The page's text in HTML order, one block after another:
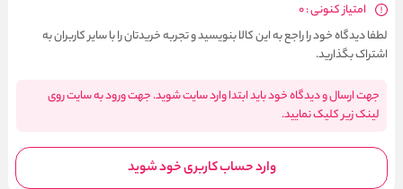
امتیاز کنونی : 0
لطفا دیدگاه خود را راجع به این کالا بنویسید و تجربه خریدتان را با سایر کاربران به
اشتراک بگذارید.
جهت ارسال و دیدگاه خود باید ابتدا وارد سایت شوید. جهت ورود به سایت روی
لینک زیر کلیک نمایید.
وارد حساب کاربری خود شوید